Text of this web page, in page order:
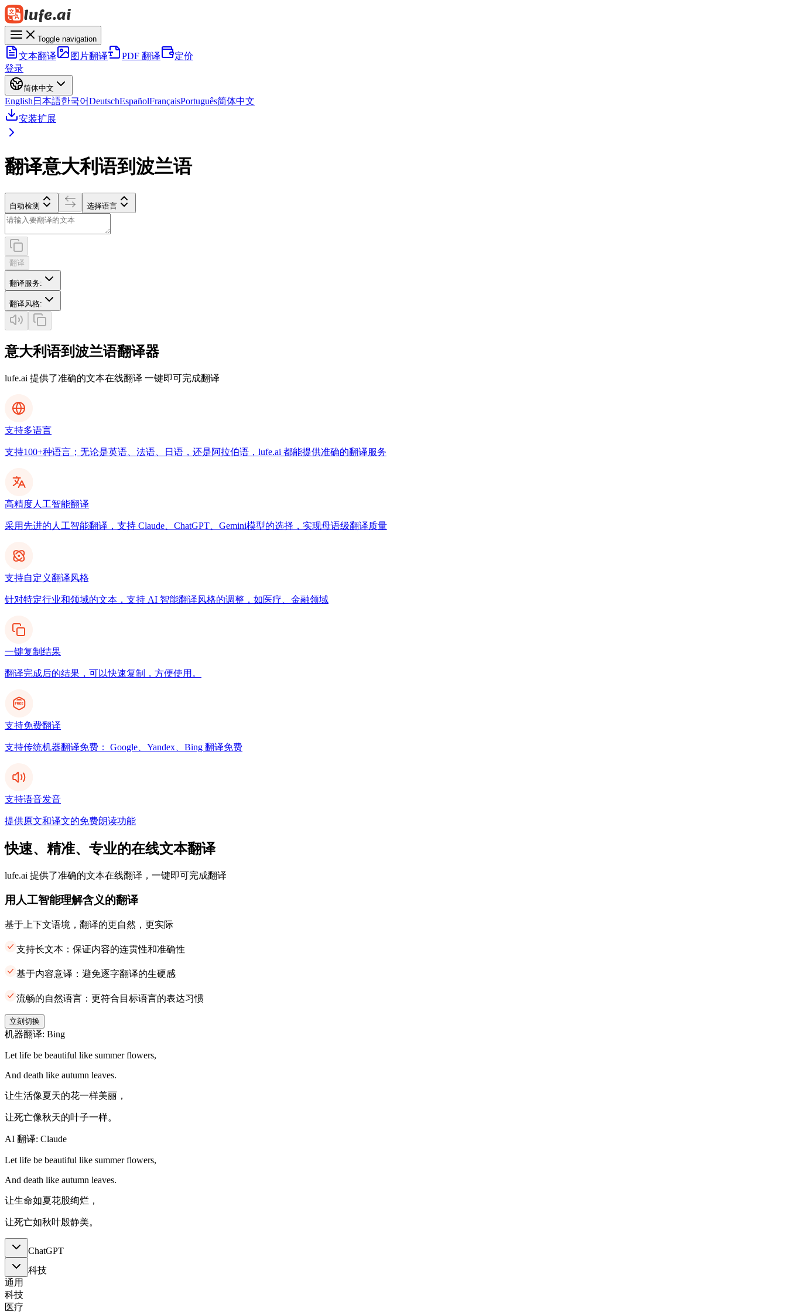
Toggle navigation
文本翻译 图片翻译 PDF 翻译
定价
登录
简体中文
English 日本語한국어DeutschEspañolFrançaisPortuguês简体中文
安装扩展
翻译意大利语到波兰语
自动检测 选择语言
翻译
翻译服务:
翻译风格:
意大利语到波兰语翻译器
lufe.ai 提供了准确的文本在线翻译 一键即可完成翻译
支持多语言
支持100+种语言；无论是英语、法语、日语，还是阿拉伯语，lufe.ai 都能提供准确的翻译服务
高精度人工智能翻译
采用先进的人工智能翻译，支持 Claude、ChatGPT、Gemini模型的选择，实现母语级翻译质量
支持自定义翻译风格
针对特定行业和领域的文本，支持 AI 智能翻译风格的调整，如医疗、金融领域
一键复制结果
翻译完成后的结果，可以快速复制，方便使用。
支持免费翻译
支持传统机器翻译免费： Google、Yandex、Bing 翻译免费
支持语音发音
提供原文和译文的免费朗读功能
快速、精准、专业的在线文本翻译
lufe.ai 提供了准确的文本在线翻译，一键即可完成翻译
用人工智能理解含义的翻译
基于上下文语境，翻译的更自然，更实际
支持长文本：保证内容的连贯性和准确性
基于内容意译：避免逐字翻译的生硬感
流畅的自然语言：更符合目标语言的表达习惯
立刻切换
机器翻译: Bing
Let life be beautiful like summer flowers,
And death like autumn leaves.
让生活像夏天的花一样美丽，
让死亡像秋天的叶子一样。
AI 翻译: Claude
Let life be beautiful like summer flowers,
And death like autumn leaves.
让生命如夏花股绚烂，
让死亡如秋叶殷静美。
ChatGPT
科技
通用
科技
医疗